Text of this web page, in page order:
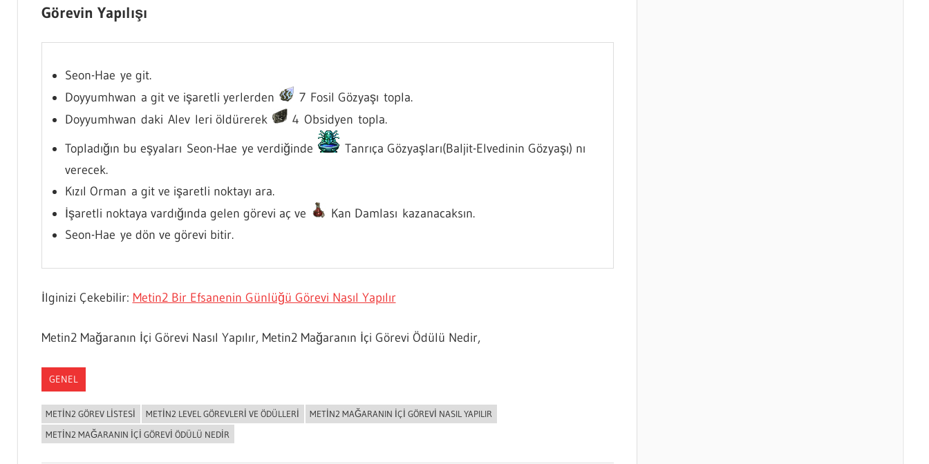
Görevin Yapılışı
Seon-Hae ye git.
Doyyumhwan a git ve işaretli yerlerden
7 Fosil Gözyaşı topla.
Doyyumhwan daki Alev leri öldürerek
4 Obsidyen topla.
Topladığın bu eşyaları Seon-Hae ye verdiğinde
Tanrıça Gözyaşları(Baljit-Elvedinin Gözyaşı) nı
verecek.
Kızıl Orman a git ve işaretli noktayı ara.
İşaretli noktaya vardığında gelen görevi aç ve
Kan Damlası kazanacaksın.
Seon-Hae ye dön ve görevi bitir.
İlginizi Çekebilir: Metin2 Bir Efsanenin Günlüğü Görevi Nasıl Yapılır
Metin2 Mağaranın İçi Görevi Nasıl Yapılır, Metin2 Mağaranın İçi Görevi Ödülü Nedir,
GENEL
METIN2 GÖREV LISTESI METIN2 LEVEL GÖREVLERI VE ÖDÜLLERI
METIN2 MAĞARANIN İÇI GÖREVI NASIL YAPILIR
METIN2 MAĞARANIN İÇI GÖREVI ÖDÜLÜ NEDIR